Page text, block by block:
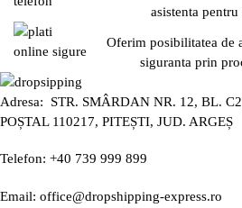
asistenta
Oferim posibilitatea de
siguranta prin
Adresa: STR. SMÂRDAN NR. 12, BL.
POȘTAL 110217, PITEȘTI, JUD. ARGEȘ
Telefon: +40 739 999 899
Email: office@dropshipping-express.ro